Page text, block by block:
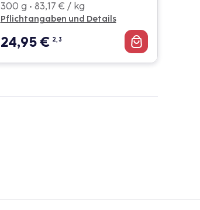
300 g • 83,17 € / kg
Pflichtangaben und Details
24,95€ 2, 3